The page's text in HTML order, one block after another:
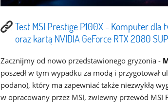
Test MSI Prestige P100X - Komputer
oraz kartą NVIDIA GeForce RTX 2080
Zacznijmy od nowo przedstawionego gryzonia -
poszedł w tym wypadku za modą i przygotował
podano), który ma zapewniać także niezwykłą
w opracowany przez MSI, zwiewny przewód MSI